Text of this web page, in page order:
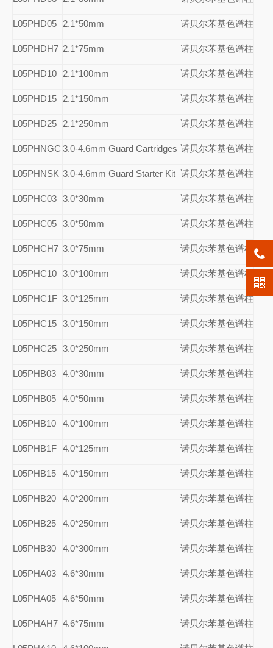
L05PHD05 2.1*50mm 诺贝尔苯基色谱柱
L05PHDH7 2.1*75mm 诺贝尔苯基色谱柱
L05PHD10 2.1*100mm 诺贝尔苯基色谱柱
L05PHD15 2.1*150mm 诺贝尔苯基色谱柱
L05PHD25 2.1*250mm 诺贝尔苯基色谱柱
L05PHNGC 3.0-4.6mm Guard Cartridges 诺贝尔苯基色谱柱
L05PHNSK 3.0-4.6mm Guard Starter Kit 诺贝尔苯基色谱柱
L05PHC03 3.0*30mm 诺贝尔苯基色谱柱
L05PHC05 3.0*50mm 诺贝尔苯基色谱柱
L05PHCH7 3.0*75mm 诺贝尔苯基色谱柱
L05PHC10 3.0*100mm 诺贝尔苯基色谱柱
L05PHC1F 3.0*125mm 诺贝尔苯基色谱柱
L05PHC15 3.0*150mm 诺贝尔苯基色谱柱
L05PHC25 3.0*250mm 诺贝尔苯基色谱柱
L05PHB03 4.0*30mm 诺贝尔苯基色谱柱
L05PHB05 4.0*50mm 诺贝尔苯基色谱柱
L05PHB10 4.0*100mm 诺贝尔苯基色谱柱
L05PHB1F 4.0*125mm 诺贝尔苯基色谱柱
L05PHB15 4.0*150mm 诺贝尔苯基色谱柱
L05PHB20 4.0*200mm 诺贝尔苯基色谱柱
L05PHB25 4.0*250mm 诺贝尔苯基色谱柱
L05PHB30 4.0*300mm 诺贝尔苯基色谱柱
L05PHA03 4.6*30mm 诺贝尔苯基色谱柱
L05PHA05 4.6*50mm 诺贝尔苯基色谱柱
L05PHAH7 4.6*75mm 诺贝尔苯基色谱柱